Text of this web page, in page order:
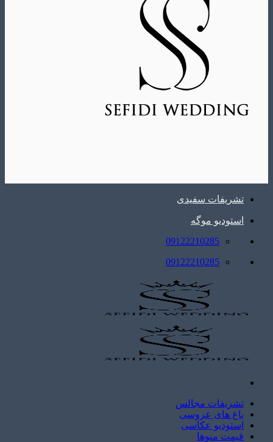
تشریفات سفیدی
استودیو موگه
09122210285
09122210285
تشریفات مجالس
باغ های عروسی
استودیو عکاسی
قیمت منوها